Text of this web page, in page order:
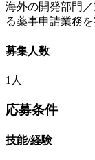
海外の開発部門
る薬事申請業務
募集人数
1人
応募条件
技能/経験